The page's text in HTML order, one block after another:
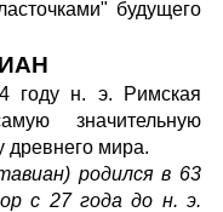
будущего
году н. э. Римская
значительную
древнего мира.
родился в 63
с 27 года до н. э.